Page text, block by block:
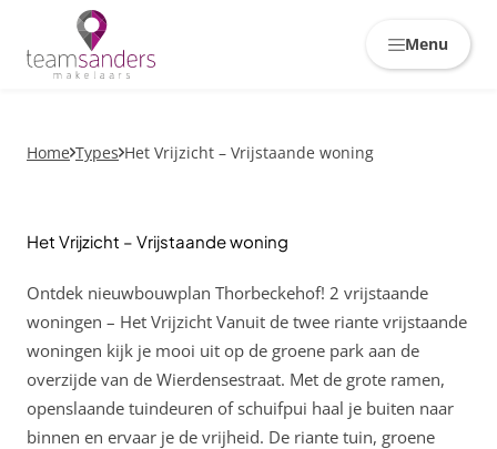
Menu
Home Types Het Vrijzicht – Vrijstaande woning
Het Vrijzicht – Vrijstaande woning
Ontdek nieuwbouwplan Thorbeckehof! 2 vrijstaande
woningen – Het Vrijzicht Vanuit de twee riante vrijstaande
woningen kijk je mooi uit op de groene park aan de
overzijde van de Wierdensestraat. Met de grote ramen,
openslaande tuindeuren of schuifpui haal je buiten naar
binnen en ervaar je de vrijheid. De riante tuin, groene